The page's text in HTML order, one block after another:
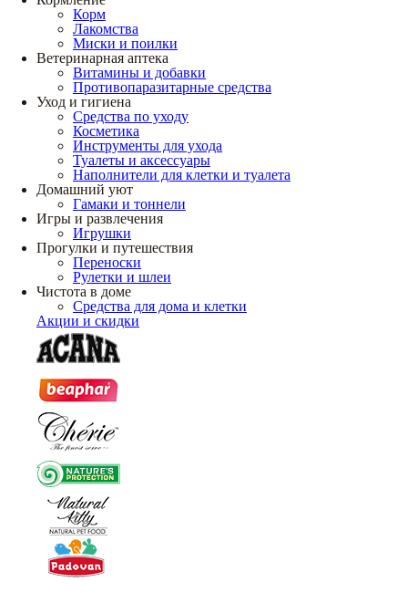
Корм
Лакомства
Миски и поилки
Ветеринарная аптека
Витамины и добавки
Противопаразитарные средства
Уход и гигиена
Средства по уходу
Косметика
Инструменты для ухода
Туалеты и аксессуары
Наполнители для клетки и туалета
Домашний уют
Гамаки и тоннели
Игры и развлечения
Игрушки
Прогулки и путешествия
Переноски
Рулетки и шлеи
Чистота в доме
Средства для дома и клетки
Акции и скидки